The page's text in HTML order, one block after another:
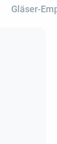
Gläser-